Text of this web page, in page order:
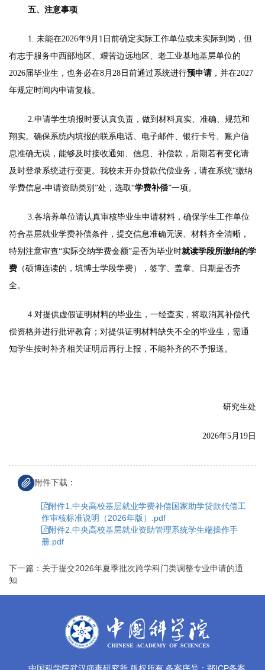
五、注意事项
1. 未能在2026年9月1日前确定实际工作单位或未实际到岗，但
有志于服务中西部地区、艰苦边远地区、老工业基地基层单位的
2026届毕业生，也务必在8月28日前通过系统进行预申请，并在2027
年规定时间内申请复核。
2.申请学生填报时要认真负责，做到材料真实、准确、规范和
翔实。确保系统内填报的联系电话、电子邮件、银行卡号、账户信
息准确无误，能够及时接收通知、信息、补偿款，后期若有变化请
及时登录系统进行变更。我校未开办贷款代偿业务，请在系统“缴纳
学费信息-申请资助类别”处，选取“学费补偿”一项。
3.各培养单位请认真审核毕业生申请材料，确保学生工作单位
符合基层就业学费补偿条件，提交信息准确无误、材料齐全清晰，
特别注意审查“实际交纳学费金额”是否为毕业时就读学段所缴纳的学
费 （硕博连读的，填博士学段学费），签字、盖章、日期是否齐
全。
4.对提供虚假证明材料的毕业生，一经查实，将取消其补偿代
偿资格并进行批评教育；对提供证明材料缺失不全的毕业生，需通
知学生按时补齐相关证明后再行上报，不能补齐的不予报送。
研究生处
2026年5月19日
附件下载：
附件1.中央高校基层就业学费补偿国家助学贷款代偿工
作审核标准说明（2026年版）.pdf
附件2.中央高校基层就业资助管理系统学生端操作手
册.pdf
下一篇：关于提交2026年夏季批次跨学科门类调整专业申请的通
知
中国科学院武汉病毒研究所 版权所有 备案序号：鄂ICP备案